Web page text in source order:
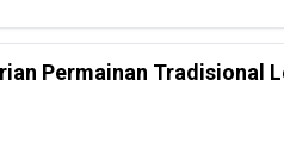
Permainan Tradisional